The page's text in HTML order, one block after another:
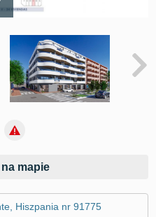
na mapie
Hiszpania nr 91775